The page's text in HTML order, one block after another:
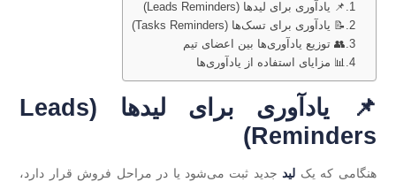
📌 یادآوری برای لیدها (Leads Reminders)
📝 یادآوری برای تسک‌ها (Tasks Reminders)
👥 توزیع یادآوری‌ها بین اعضای تیم
📊 مزایای استفاده از یادآوری‌ها
📌 یادآوری برای لیدها (Leads
Reminders)
هنگامی که یک لیدجدید ثبت می‌شود یا در مراحل فروش قرار دارد،